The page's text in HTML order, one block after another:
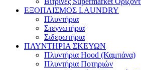
ΕΞΟΠΛΙΣΜΟΣ LAUNDRY
Πλυντήρια
Στεγνωτήρια
Σιδερωτήρια
ΠΛΥΝΤΗΡΙΑ ΣΚΕΥΩΝ
Πλυντήρια Hood (Καμπάνα)
Πλυντήρια Ποτηριών